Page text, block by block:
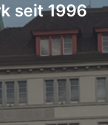
seit 1996